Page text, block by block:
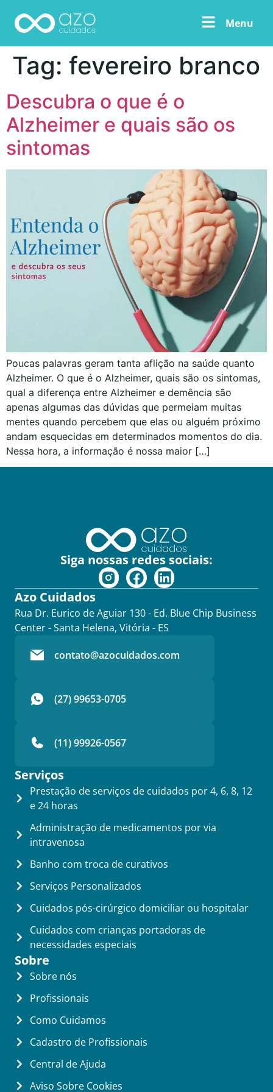
Menu
Tag: fevereiro branco
Descubra o que é o
Alzheimer e quais são os
sintomas
Poucas palavras geram tanta aflição na saúde quanto
Alzheimer. O que é o Alzheimer, quais são os sintomas,
qual a diferença entre Alzheimer e demência são
apenas algumas das dúvidas que permeiam muitas
mentes quando percebem que elas ou alguém próximo
andam esquecidas em determinados momentos do dia.
Nessa hora, a informação é nossa maior […]
Siga nossas redes sociais:
Azo Cuidados
Rua Dr. Eurico de Aguiar 130 - Ed. Blue Chip Business
Center - Santa Helena, Vitória - ES
contato@azocuidados.com
(27) 99653-0705
(11) 99926-0567
Serviços
Prestação de serviços de cuidados por 4, 6, 8, 12
e 24 horas
Administração de medicamentos por via
intravenosa
Banho com troca de curativos
Serviços Personalizados
Cuidados pós-cirúrgico domiciliar ou hospitalar
Cuidados com crianças portadoras de
necessidades especiais
Sobre
Sobre nós
Profissionais
Como Cuidamos
Cadastro de Profissionais
Central de Ajuda
Aviso Sobre Cookies